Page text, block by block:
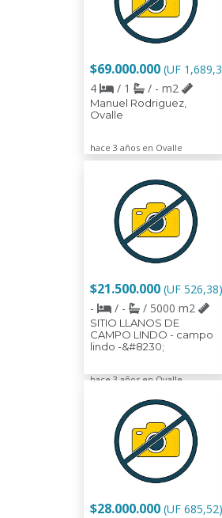
$69.000.000 (UF
4
/ 1 / - m2
Manuel Rodriguez,
Ovalle
hace 3 años en Ovalle
$21.500.000 (UF 526,38)
-
/ - / 5000 m2
SITIO LLANOS DE
CAMPO LINDO - campo
lindo -&#8230;
hace 3 años en Ovalle
$28.000.000 (UF 685,52)